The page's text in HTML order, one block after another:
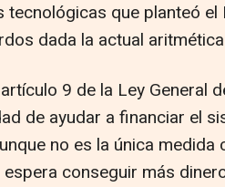
tecnológicas que planteó el
dada la actual
9 de la Ley General
de ayudar a financiar el
no es la única medida
conseguir más